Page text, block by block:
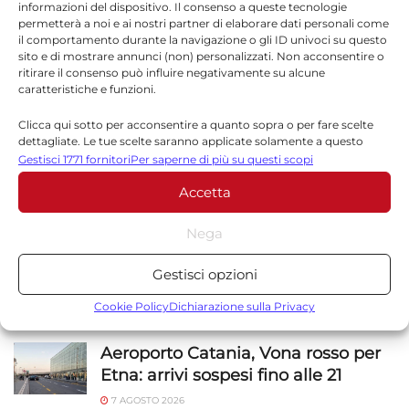
informazioni del dispositivo. Il consenso a queste tecnologie
permetterà a noi e ai nostri partner di elaborare dati personali come
il comportamento durante la navigazione o gli ID univoci su questo
sito e di mostrare annunci (non) personalizzati. Non acconsentire o
ritirare il consenso può influire negativamente su alcune
caratteristiche e funzioni.
Clicca qui sotto per acconsentire a quanto sopra o per fare scelte
dettagliate. Le tue scelte saranno applicate solamente a questo
sito. È possibile modificare le impostazioni in qualsiasi momento,
compreso il ritiro del consenso, utilizzando i pulsanti della Cookie
Policy o cliccando sul pulsante di gestione del consenso nella parte
inferiore dello schermo.
Statistiche
Archiviare informazioni su dispositivo e/o accedervi, Misurare le
prestazioni degli annunci, Misurare le prestazioni dei contenuti,
combinazione di dati provenienti da fonti diverse.
Marketing
Gestisci 1771 fornitoriPer saperne di più su questi scopi
Accetta
Nega
Gestisci opzioni
Cookie PolicyDichiarazione sulla Privacy
Email*
Sito web
SICILIA
Aeroporto Catania, Vona rosso per
Etna: arrivi sospesi fino alle 21
7 AGOSTO 2026